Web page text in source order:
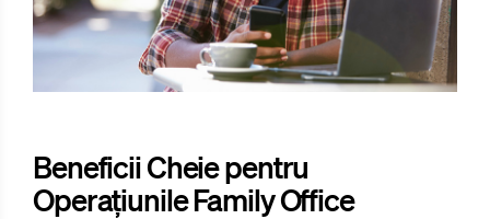
Beneficii Cheie pentru
Operațiunile Family Office